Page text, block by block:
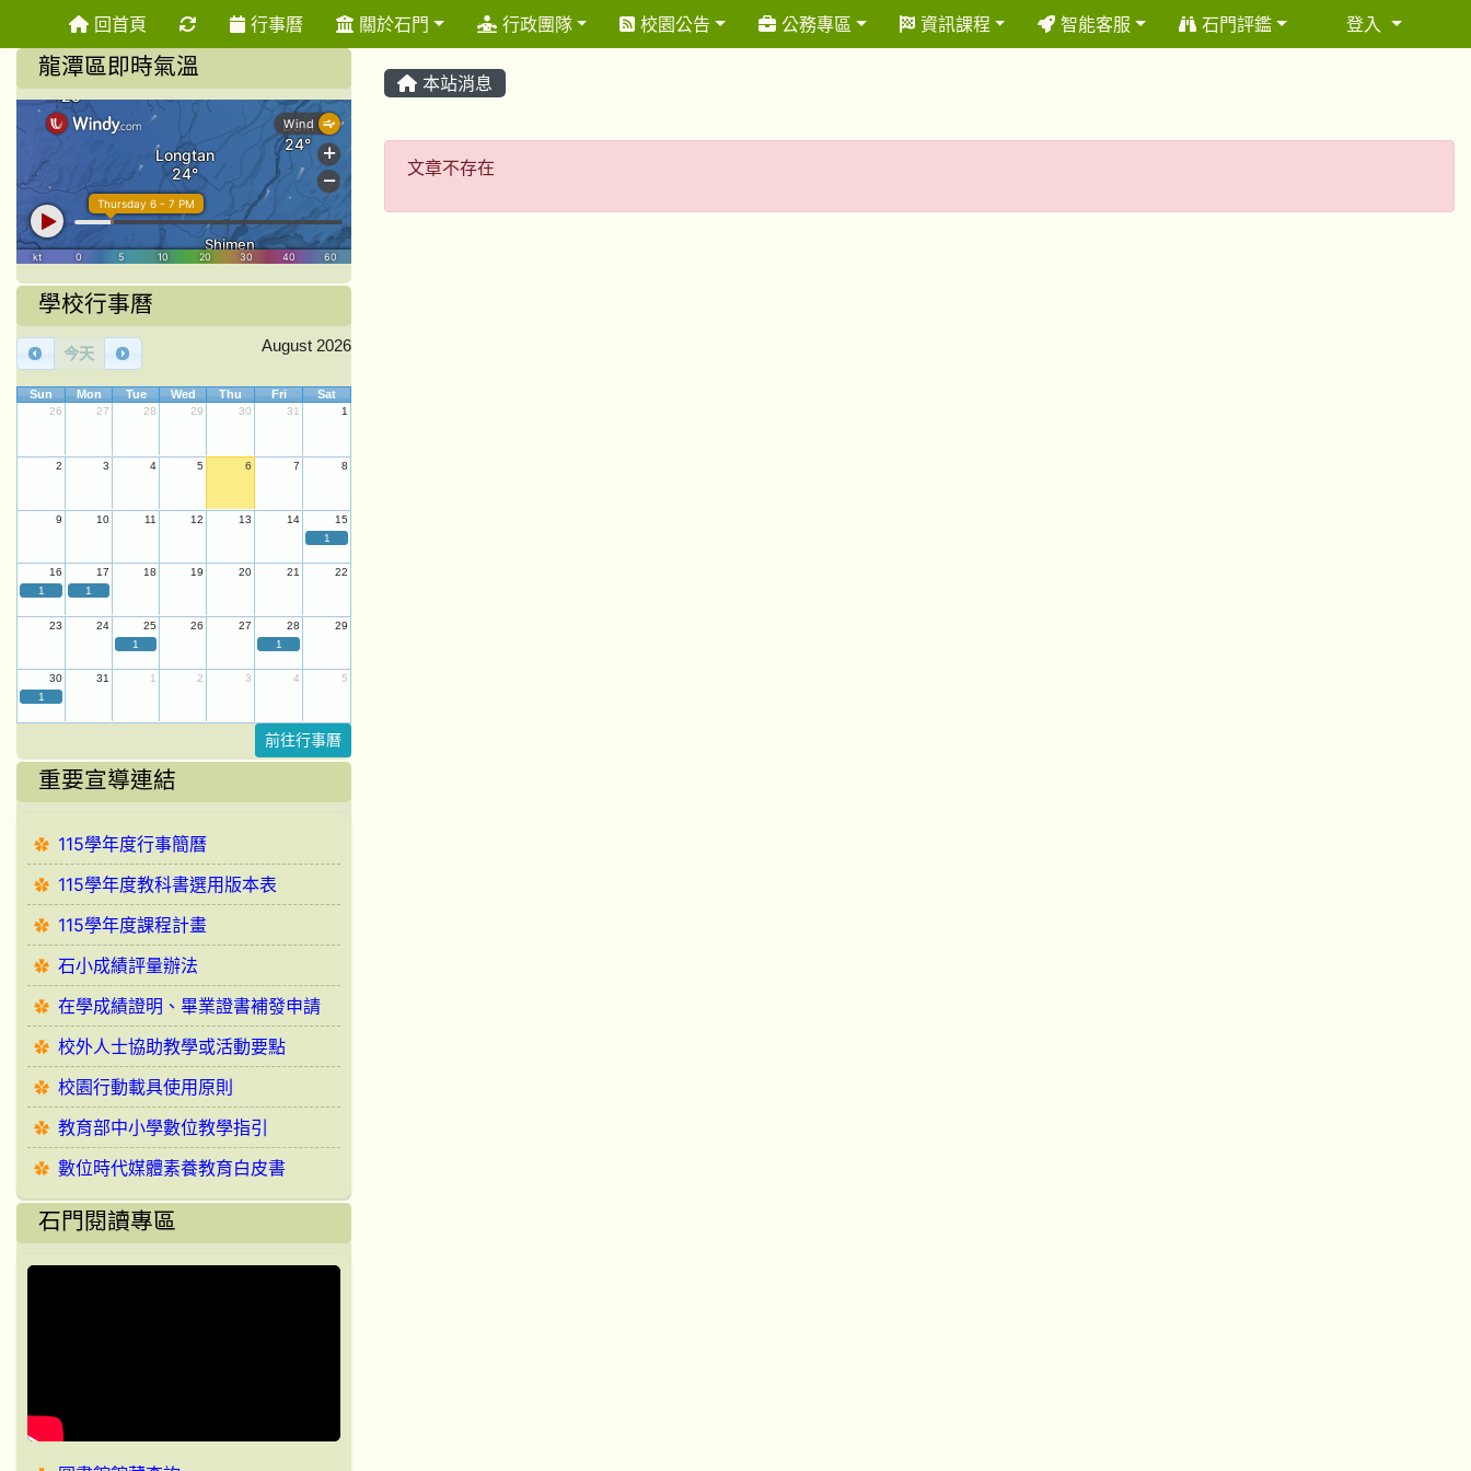
回首頁 重新取得佈景設定
行事曆 關於石門 行政團隊 校園公告 公務專區 資訊課程 智能客服 石門評鑑 登入
本站消息
文章不存在
文章不存在
龍潭區即時氣溫
學校行事曆
今天 August 2026
Sun Mon Tue Wed Thu Fri Sat
26 27 28 29 30 31 1
2 3 4 5 6 7 8
9 10 11 12 13 14
15
1
16 17 18 19 20 21
22
1
1
23 24 25 26 27 28
29
1
1
30 31 1 2 3 4
5
1
前往行事曆
重要宣導連結
115學年度行事簡曆
115學年度教科書選用版本表
115學年度課程計畫
石小成績評量辦法
在學成績證明、畢業證書補發申請
校外人士協助教學或活動要點
校園行動載具使用原則
教育部中小學數位教學指引
數位時代媒體素養教育白皮書
石門閱讀專區